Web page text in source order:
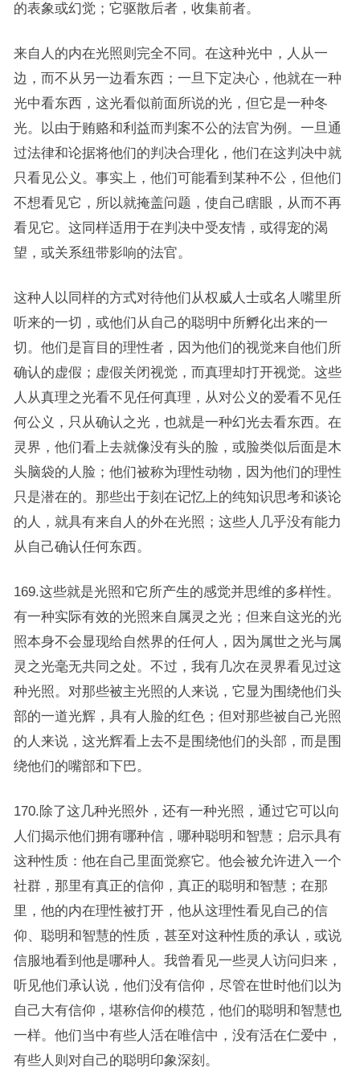
的表象或幻觉；它驱散后者，收集前者。
来自人的内在光照则完全不同。在这种光中，人从一
边，而不从另一边看东西；一旦下定决心，他就在一种
光中看东西，这光看似前面所说的光，但它是一种冬
光。以由于贿赂和利益而判案不公的法官为例。一旦通
过法律和论据将他们的判决合理化，他们在这判决中就
只看见公义。事实上，他们可能看到某种不公，但他们
不想看见它，所以就掩盖问题，使自己瞎眼，从而不再
看见它。这同样适用于在判决中受友情，或得宠的渴
望，或关系纽带影响的法官。
这种人以同样的方式对待他们从权威人士或名人嘴里所
听来的一切，或他们从自己的聪明中所孵化出来的一
切。他们是盲目的理性者，因为他们的视觉来自他们所
确认的虚假；虚假关闭视觉，而真理却打开视觉。这些
人从真理之光看不见任何真理，从对公义的爱看不见任
何公义，只从确认之光，也就是一种幻光去看东西。在
灵界，他们看上去就像没有头的脸，或脸类似后面是木
头脑袋的人脸；他们被称为理性动物，因为他们的理性
只是潜在的。那些出于刻在记忆上的纯知识思考和谈论
的人，就具有来自人的外在光照；这些人几乎没有能力
从自己确认任何东西。
169.这些就是光照和它所产生的感觉并思维的多样性。
有一种实际有效的光照来自属灵之光；但来自这光的光
照本身不会显现给自然界的任何人，因为属世之光与属
灵之光毫无共同之处。不过，我有几次在灵界看见过这
种光照。对那些被主光照的人来说，它显为围绕他们头
部的一道光辉，具有人脸的红色；但对那些被自己光照
的人来说，这光辉看上去不是围绕他们的头部，而是围
绕他们的嘴部和下巴。
170.除了这几种光照外，还有一种光照，通过它可以向
人们揭示他们拥有哪种信，哪种聪明和智慧；启示具有
这种性质：他在自己里面觉察它。他会被允许进入一个
社群，那里有真正的信仰，真正的聪明和智慧；在那
里，他的内在理性被打开，他从这理性看见自己的信
仰、聪明和智慧的性质，甚至对这种性质的承认，或说
信服地看到他是哪种人。我曾看见一些灵人访问归来，
听见他们承认说，他们没有信仰，尽管在世时他们以为
自己大有信仰，堪称信仰的模范，他们的聪明和智慧也
一样。他们当中有些人活在唯信中，没有活在仁爱中，
有些人则对自己的聪明印象深刻。